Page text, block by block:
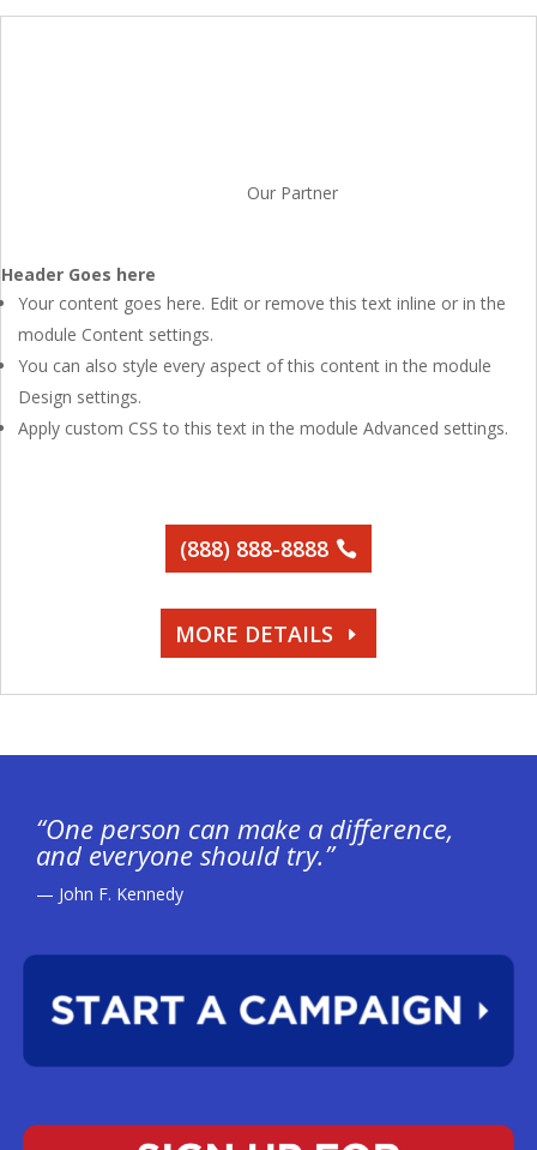
Our Partner
Header Goes here
Your content goes here. Edit or remove this text inline or in the
module Content settings.
You can also style every aspect of this content in the module
Design settings.
Apply custom CSS to this text in the module Advanced settings.
(888) 888-8888
MORE DETAILS
“One person can make a difference,
and everyone should try.”
— John F. Kennedy